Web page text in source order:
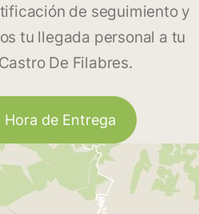
de seguimiento y
tu llegada personal a tu
De Filabres.
de Entrega